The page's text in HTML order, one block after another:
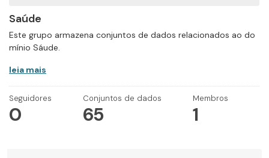
Saúde
Este grupo armazena conjuntos de dados relacionados ao do
mínio Sáude.
leia mais
Seguidores
0
Conjuntos de dados
65
Membros
1